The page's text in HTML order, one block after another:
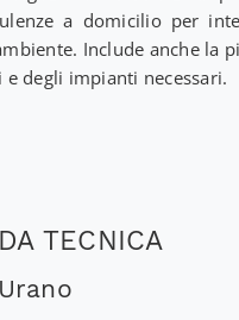
a domicilio per
Include anche la
e degli impianti necessari.
TECNICA